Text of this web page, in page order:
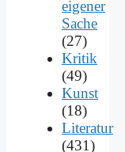
eigener
Sache
(27)
Kritik
(49)
Kunst
(18)
Literatur
(431)